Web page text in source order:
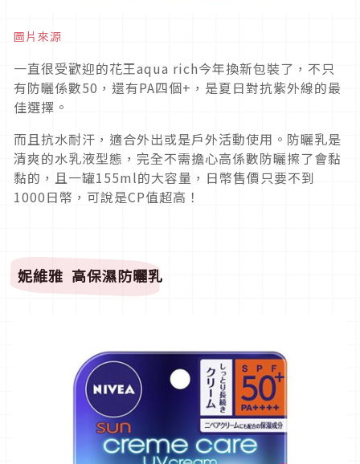
圖片來源
一直很受歡迎的花王aqua rich今年換新包裝了，不只
有防曬係數50，還有PA四個+，是夏日對抗紫外線的最
佳選擇。
而且抗水耐汗，適合外出或是戶外活動使用。防曬乳是
清爽的水乳液型態，完全不需擔心高係數防曬擦了會黏
黏的，且一罐155ml的大容量，日幣售價只要不到
1000日幣，可說是CP值超高！
妮維雅 高保濕防曬乳